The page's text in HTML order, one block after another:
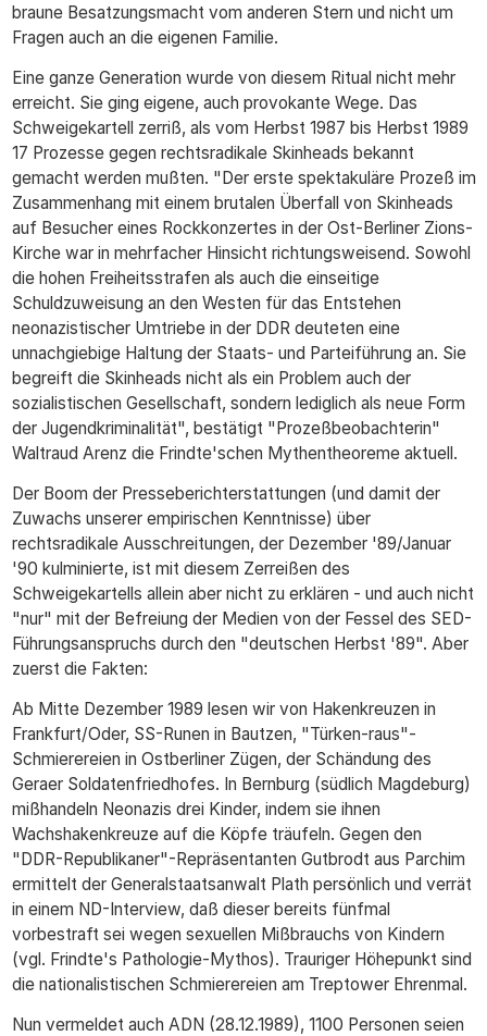
braune Besatzungsmacht vom anderen Stern und nicht um
Fragen auch an die eigenen Familie.
Eine ganze Generation wurde von diesem Ritual nicht mehr
erreicht. Sie ging eigene, auch provokante Wege. Das
Schweigekartell zerriß, als vom Herbst 1987 bis Herbst 1989
17 Prozesse gegen rechtsradikale Skinheads bekannt
gemacht werden mußten. "Der erste spektakuläre Prozeß im
Zusammenhang mit einem brutalen Überfall von Skinheads
auf Besucher eines Rockkonzertes in der Ost-Berliner Zions-
Kirche war in mehrfacher Hinsicht richtungsweisend. Sowohl
die hohen Freiheitsstrafen als auch die einseitige
Schuldzuweisung an den Westen für das Entstehen
neonazistischer Umtriebe in der DDR deuteten eine
unnachgiebige Haltung der Staats- und Parteiführung an. Sie
begreift die Skinheads nicht als ein Problem auch der
sozialistischen Gesellschaft, sondern lediglich als neue Form
der Jugendkriminalität", bestätigt "Prozeßbeobachterin"
Waltraud Arenz die Frindte'schen Mythentheoreme aktuell.
Der Boom der Presseberichterstattungen (und damit der
Zuwachs unserer empirischen Kenntnisse) über
rechtsradikale Ausschreitungen, der Dezember '89/Januar
'90 kulminierte, ist mit diesem Zerreißen des
Schweigekartells allein aber nicht zu erklären - und auch nicht
"nur" mit der Befreiung der Medien von der Fessel des SED-
Führungsanspruchs durch den "deutschen Herbst '89". Aber
zuerst die Fakten:
Ab Mitte Dezember 1989 lesen wir von Hakenkreuzen in
Frankfurt/Oder, SS-Runen in Bautzen, "Türken-raus"-
Schmierereien in Ostberliner Zügen, der Schändung des
Geraer Soldatenfriedhofes. In Bernburg (südlich Magdeburg)
mißhandeln Neonazis drei Kinder, indem sie ihnen
Wachshakenkreuze auf die Köpfe träufeln. Gegen den
"DDR-Republikaner"-Repräsentanten Gutbrodt aus Parchim
ermittelt der Generalstaatsanwalt Plath persönlich und verrät
in einem ND-Interview, daß dieser bereits fünfmal
vorbestraft sei wegen sexuellen Mißbrauchs von Kindern
(vgl. Frindte's Pathologie-Mythos). Trauriger Höhepunkt sind
die nationalistischen Schmierereien am Treptower Ehrenmal.
Nun vermeldet auch ADN (28.12.1989), 1100 Personen seien